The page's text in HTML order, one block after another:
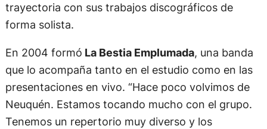
trayectoria con sus trabajos discográficos de
forma solista.
En 2004 formó La Bestia Emplumada, una banda
que lo acompaña tanto en el estudio como en las
presentaciones en vivo. “Hace poco volvimos de
Neuquén. Estamos tocando mucho con el grupo.
Tenemos un repertorio muy diverso y los